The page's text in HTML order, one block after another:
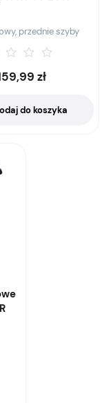
przednie szyby
zł
do koszyka